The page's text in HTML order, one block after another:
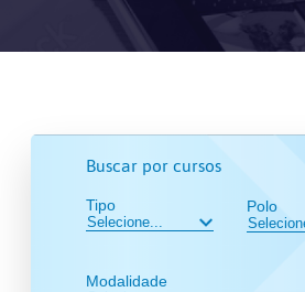
Buscar por cursos
Tipo
Modalidade
Polo